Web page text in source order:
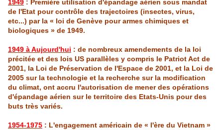
1949 : Première utilisation d'épandage aérien sous mandat
de l'Etat pour contrôle des trajectoires (insectes, virus,
etc...) par la « loi de Genève pour armes chimiques et
biologiques » de 1949.
1949 à Aujourd'hui : de nombreux amendements de la loi
précitée et des lois US parallèles y compris le PatriotAct de
2001, la Loi de Préservation de l'Espace de 2001, et la Loi de
2005 sur la technologie et la recherche sur la modification
du climat, ont accru l'autorisation de mener des opérations
d'épandage aérien sur le territoire des Etats-Unis pour des
buts très variés.
1954-1975 : L'engagement américain de « l'ère du Vietnam »